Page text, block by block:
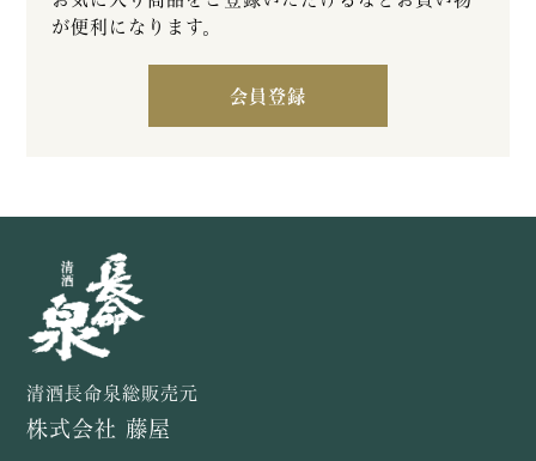
が便利になります。
会員登録
清酒長命泉総販売元
株式会社 藤屋